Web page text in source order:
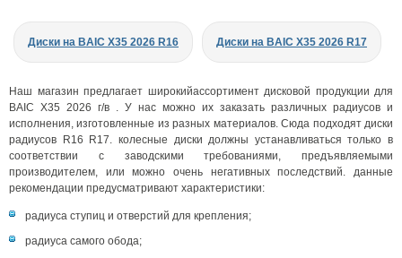
Диски на BAIC X35 2026 R16 Диски на BAIC X35 2026 R17
Наш магазин предлагает широкийассортимент дисковой продукции для
BAIC X35 2026 г/в . У нас можно их заказать различных радиусов и
исполнения, изготовленные из разных материалов. Сюда подходят диски
радиусов R16 R17. колесные диски должны устанавливаться только в
соответствии с заводскими требованиями, предъявляемыми
производителем, или можно очень негативных последствий. данные
рекомендации предусматривают характеристики:
радиуса ступиц и отверстий для крепления;
радиуса самого обода;